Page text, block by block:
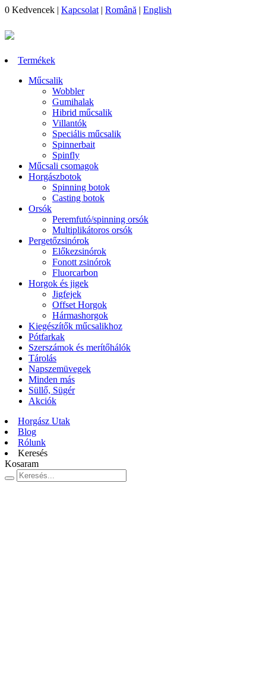
0 Kedvencek | Kapcsolat | Română | English
Termékek
Műcsalik
Wobbler
Gumihalak
Hibrid műcsalik
Villantók
Speciális műcsalik
Spinnerbait
Spinfly
Műcsali csomagok
Horgászbotok
Spinning botok
Casting botok
Orsók
Peremfutó/spinning orsók
Multiplikátoros orsók
Pergetőzsinórok
Előkezsinórok
Fonott zsinórok
Fluorcarbon
Horgok és jigek
Jigfejek
Offset Horgok
Hármashorgok
Kiegészítők műcsalikhoz
Pótfarkak
Szerszámok és merítőhálók
Tárolás
Napszemüvegek
Minden más
Süllő, Sügér
Akciók
Horgász Utak
Blog
Rólunk
Keresés
Kosaram